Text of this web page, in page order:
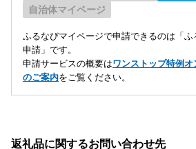
自治体マイページ
ふるなびマイページで申請できるのは「
申請」です。
申請サービスの概要はワンストップ特例
のご案内をご覧ください。
返礼品に関するお問い合わせ先